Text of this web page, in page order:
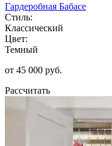
Гардеробная Бабасе
Стиль:
Классический
Цвет:
Темный
от 45 000 руб.
Рассчитать